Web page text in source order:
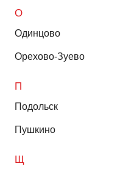
О
Одинцово
Орехово-Зуево
П
Подольск
Пушкино
Щ